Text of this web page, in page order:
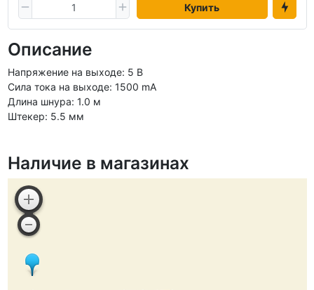
Купить
Описание
Напряжение на выходе: 5 В
Сила тока на выходе: 1500 mA
Длина шнура: 1.0 м
Штекер: 5.5 мм
Наличие в магазинах